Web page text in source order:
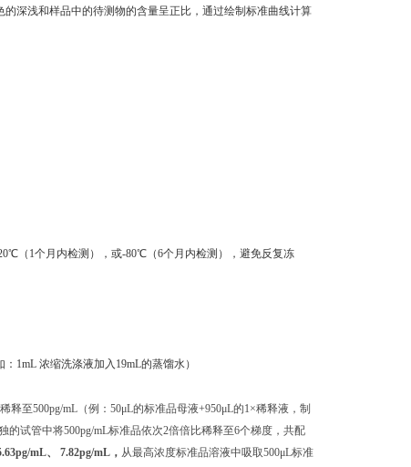
深浅和样品中的待测物的含量呈正比，通过绘制标准曲线计算
（1个月内检测），或-80℃（6个月内检测），避免反复冻
1mL 浓缩洗涤液加入19mL的蒸馏水）
释至500pg/mL（例：50μL的标准品母液+950μL的1×稀释液，制
的试管中将500pg/mL标准品依次2倍倍比稀释至6个梯度，共配
mL、 7.82pg/mL， 从最高浓度标准品溶液中吸取500μL标准